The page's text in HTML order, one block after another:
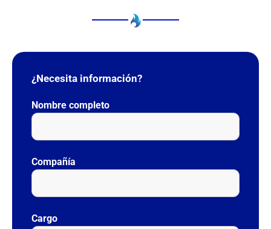
¿Necesita información?
Nombre completo
Compañía
Cargo